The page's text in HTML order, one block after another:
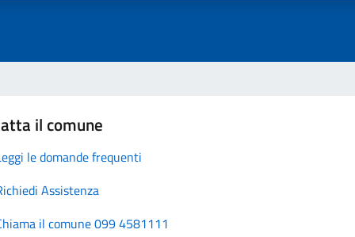
il comune
le domande frequenti
Assistenza
il comune 099 4581111